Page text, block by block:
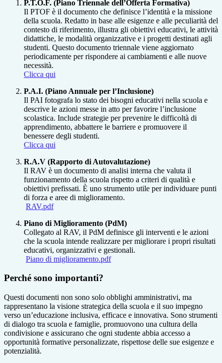
P.T.O.F. (Piano Triennale dell’Offerta Formativa)
Il PTOF è il documento che definisce l’identità e la missione
della scuola. Redatto in base alle esigenze e alle peculiarità del
contesto di riferimento, illustra gli obiettivi educativi, le attività
didattiche, le modalità organizzative e i progetti destinati agli
studenti. Questo documento triennale viene aggiornato
periodicamente per rispondere ai cambiamenti e alle nuove
necessità.
Clicca qui
P.A.I. (Piano Annuale per l’Inclusione)
Il PAI fotografa lo stato dei bisogni educativi nella scuola e
descrive le azioni messe in atto per favorire l’inclusione
scolastica. Include strategie per prevenire le difficoltà di
apprendimento, abbattere le barriere e promuovere il
benessere degli studenti.
Clicca qui
R.A.V (Rapporto di Autovalutazione)
Il RAV è un documento di analisi interna che valuta il
funzionamento della scuola rispetto a criteri di qualità e
obiettivi prefissati. È uno strumento utile per individuare punti
di forza e aree di miglioramento.
RAV.pdf
Piano di Miglioramento (PdM)
Collegato al RAV, il PdM definisce gli interventi e le azioni
che la scuola intende realizzare per migliorare i propri risultati
educativi, organizzativi e gestionali.
Piano di miglioramento.pdf
Perché sono importanti?
Questi documenti non sono solo obblighi amministrativi, ma
rappresentano la visione strategica della scuola e il suo impegno
verso un’educazione inclusiva, efficace e innovativa. Sono strumenti
di dialogo tra scuola e famiglie, promuovono una cultura della
condivisione e assicurano che ogni studente abbia accesso a
opportunità formative personalizzate, rispettose delle sue esigenze e
potenzialità.